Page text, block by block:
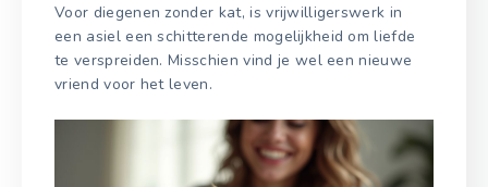
Voor diegenen zonder kat, is vrijwilligerswerk in
een asiel een schitterende mogelijkheid om liefde
te verspreiden. Misschien vind je wel een nieuwe
vriend voor het leven.